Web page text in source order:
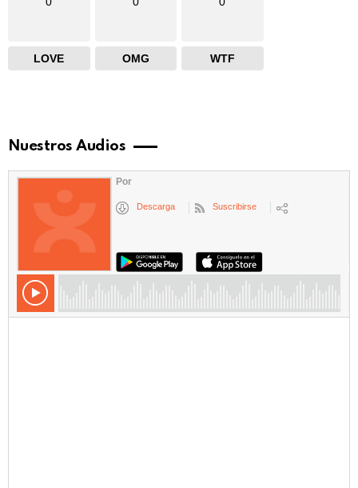
LOVE OMG WTF
Nuestros Audios